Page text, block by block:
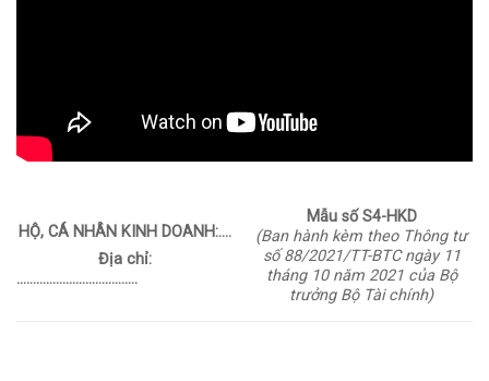
HỘ, CÁ NHÂN KINH DOANH:….
Địa chỉ:
……………………………….
Mẫu số S4-HKD
(Ban hành kèm theo Thông tư
số 88/2021/TT-BTC ngày 11
tháng 10 năm 2021 của Bộ
trưởng Bộ Tài chính)